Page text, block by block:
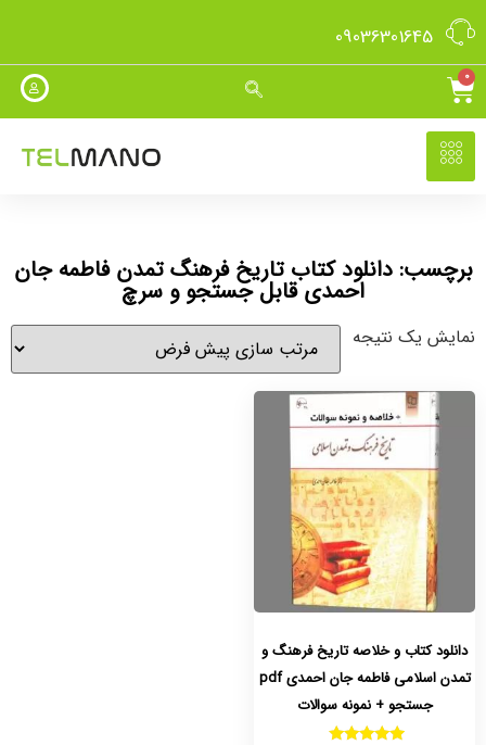
09036301645
0
برچسب: دانلود کتاب تاریخ فرهنگ تمدن فاطمه جان
احمدی قابل جستجو و سرچ
نمایش یک نتیجه
دانلود کتاب و خلاصه تاریخ فرهنگ و
تمدن اسلامی فاطمه جان احمدی pdf
جستجو + نمونه سوالات